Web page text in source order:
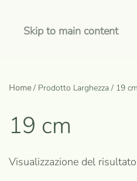
Skip to main content
Home/ Prodotto Larghezza / 19 cm
19 cm
Visualizzazione del risultato